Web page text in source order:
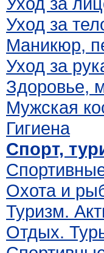
Уход за
Маникюр,
Уход за
Здоровье,
Мужская
Гигиена
Спорт,
Охота и
Туризм.
Отдых.